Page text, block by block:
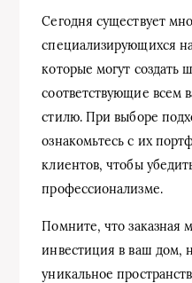
Сегодня существует
специализирующихся
которые могут создать
соответствующие всем
стилю. При выборе
ознакомьтесь с их
клиентов, чтобы
профессионализме.
Помните, что заказная
инвестиция в ваш дом,
уникальное